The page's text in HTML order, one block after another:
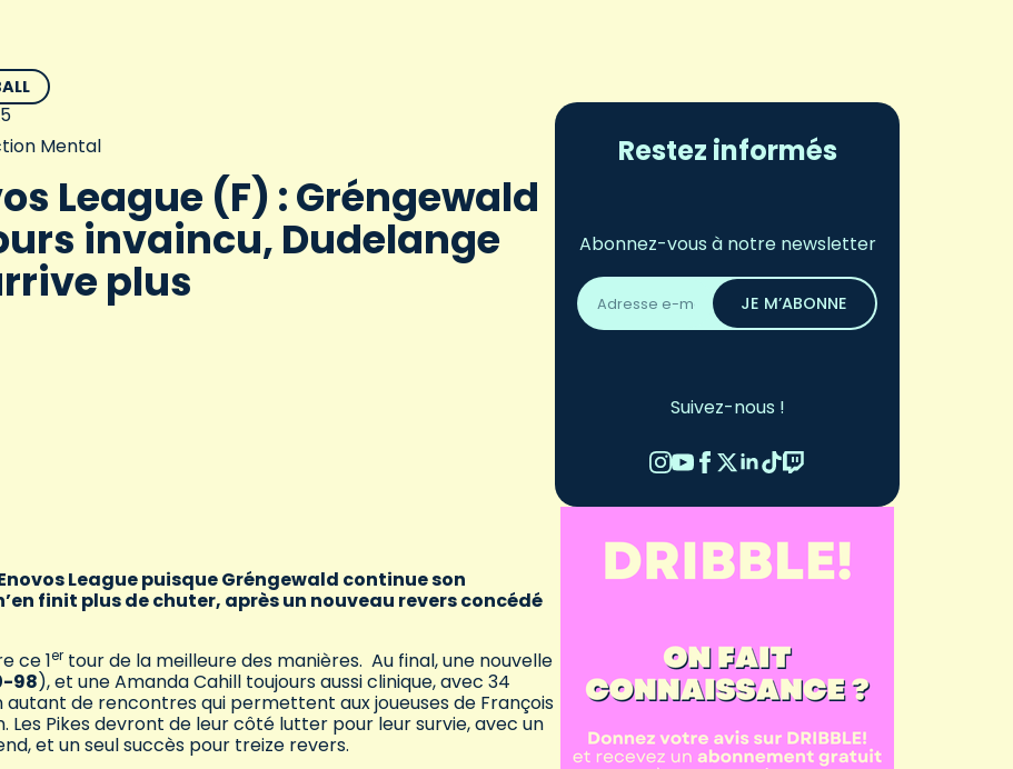
Mental
League (F) : Gréngewald
invaincu, Dudelange
plus
League puisque Gréngewald continue son
finit plus de chuter, après un nouveau revers concédé
ce 1er tour de la meilleure des manières. Au final, une nouvelle
98), et une Amanda Cahill toujours aussi clinique, avec 34
autant de rencontres qui permettent aux joueuses de François
Les Pikes devront de leur côté lutter pour leur survie, avec un
et un seul succès pour treize revers.
Restez informés
Abonnez-vous à notre newsletter
Adresse
email
*
JE M’ABONNE
Suivez-nous !